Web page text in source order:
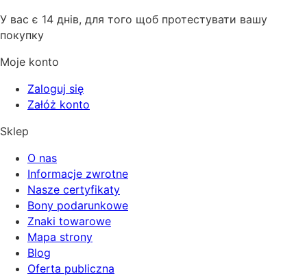
У вас є 14 днів, для того щоб протестувати вашу
покупку
Moje konto
Zaloguj się
Załóż konto
Sklep
O nas
Informacje zwrotne
Nasze certyfikaty
Bony podarunkowe
Znaki towarowe
Mapa strony
Blog
Oferta publiczna